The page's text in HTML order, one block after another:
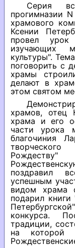
Серия
прогимназии
храмового
Ксении
провел
изучающих
культуры".
поговорить с
храмы
делают в
этом святом
храмов, отец
храма и его
части урока
благочиния
поздравил
успешным
видом храма
подарил
конкурса.
традиции,
на которой